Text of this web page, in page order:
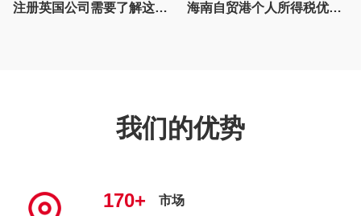
注册英国公司需要了解这些政策变更，英国公司注册注意事项 海南自贸港个人所得税优惠政策更新，对号入座，你是否属于高端紧缺人才
我们的优势
170+ 市场